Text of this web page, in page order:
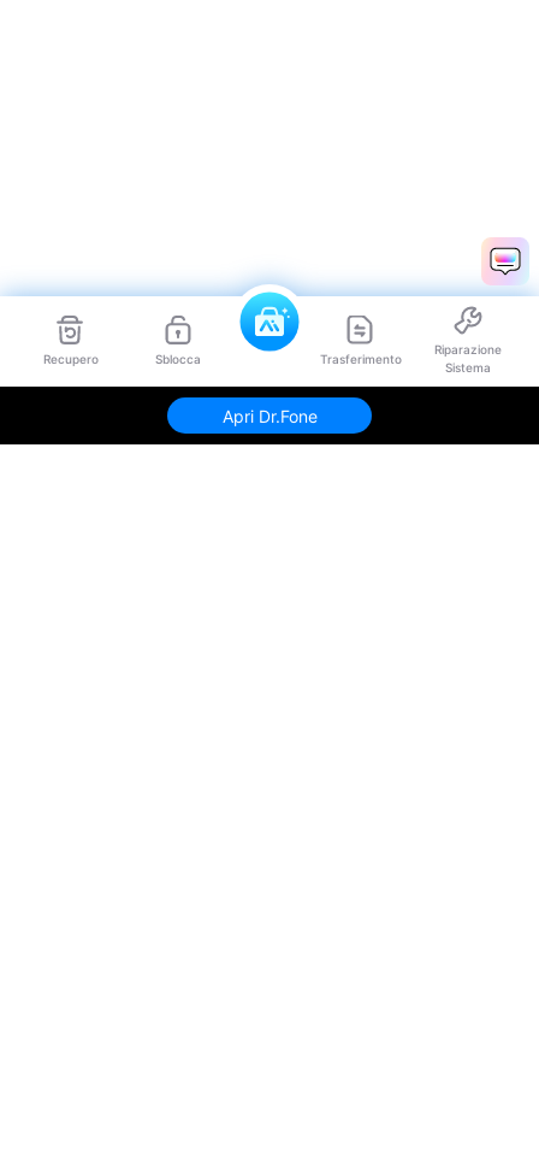
Recupero Sblocca Trasferimento
Riparazione
Sistema
Apri Dr.Fone